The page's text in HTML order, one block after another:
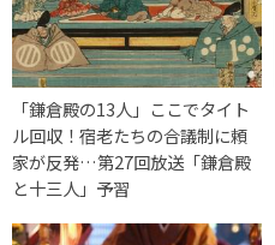
「鎌倉殿の13人」ここでタイト
ル回収！宿老たちの合議制に頼
家が反発…第27回放送「鎌倉殿
と十三人」予習